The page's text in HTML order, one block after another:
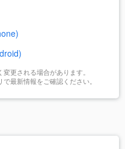
更される場合があります。
最新情報をご確認ください。